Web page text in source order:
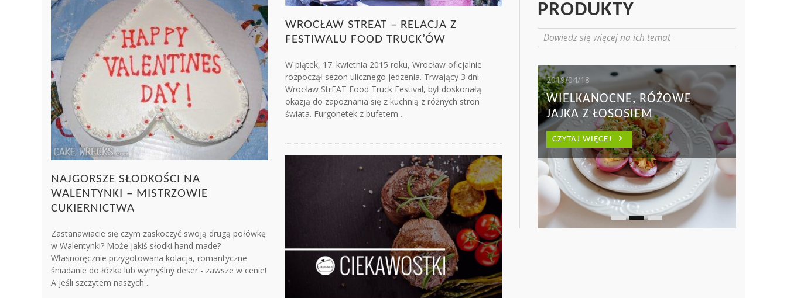
WROCŁAW STREAT – RELACJA Z
FESTIWALU FOOD TRUCK’ÓW
W piątek, 17. kwietnia 2015 roku, Wrocław oficjalnie
rozpoczął sezon ulicznego jedzenia. Trwający 3 dni
Wrocław StrEAT Food Truck Festival, był doskonałą
okazją do zapoznania się z kuchnią z różnych stron
świata. Furgonetek z bufetem ..
NAJGORSZE SŁODKOŚCI NA
WALENTYNKI – MISTRZOWIE
CUKIERNICTWA
Zastanawiacie się czym zaskoczyć swoją drugą połówkę
w Walentynki? Może jakiś słodki hand made?
Własnoręcznie przygotowana kolacja, romantyczne
śniadanie do łóżka lub wymyślny deser - zawsze w cenie!
A jeśli szczytem naszych ..
PRODUKTY
Dowiedz się więcej na ich temat
2019/04/18
WIELKANOCNE, RÓŻOWE
JAJKA Z ŁOSOSIEM
CZYTAJ WIĘCEJ